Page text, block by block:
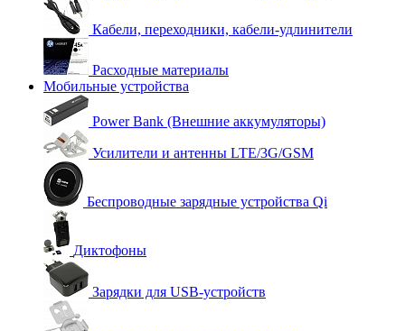
Кабели, переходники, кабели-удлинители
Расходные материалы
Мобильные устройства
Power Bank (Внешние аккумуляторы)
Усилители и антенны LTE/3G/GSM
Беспроводные зарядные устройства Qi
Диктофоны
Зарядки для USB-устройств